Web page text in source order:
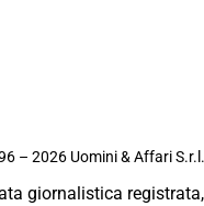
– 2026 Uomini & Affari
giornalistica